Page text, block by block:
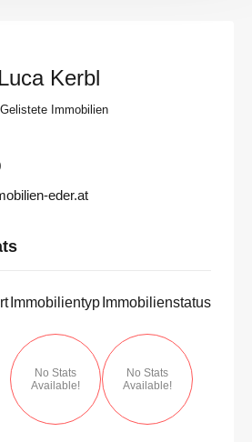
Luca Kerbl
Gelistete Immobilien
eder.at
Immobilientyp
No Stats
Available!
Immobilienstatus
No Stats
Available!